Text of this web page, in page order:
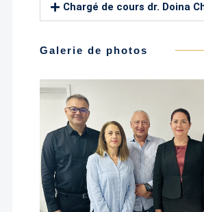
Chargé de cours dr. Doina
Galerie de photos